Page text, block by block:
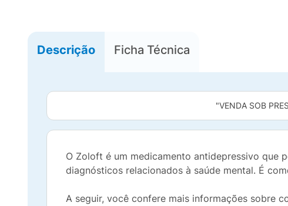
Descrição Ficha Técnica
"VENDA SOB
O Zoloft é um medicamento antidepressivo que
diagnósticos relacionados à saúde mental. É
A seguir, você confere mais informações sobre